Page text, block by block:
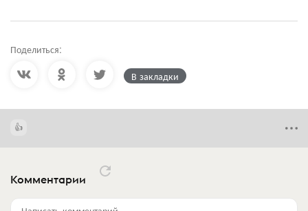
Поделиться:
В закладки
Комментарии